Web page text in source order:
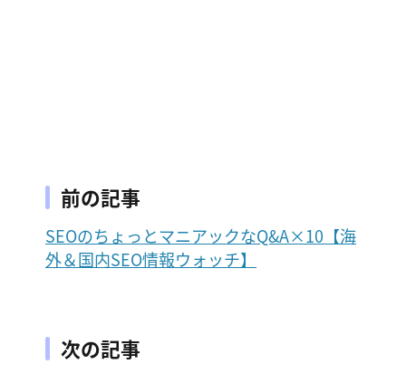
前の記事
SEOのちょっとマニアックなQ&A×10【海
外＆国内SEO情報ウォッチ】
次の記事